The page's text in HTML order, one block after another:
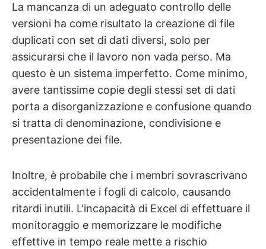
La mancanza di un adeguato controllo delle
versioni ha come risultato la creazione di file
duplicati con set di dati diversi, solo per
assicurarsi che il lavoro non vada perso. Ma
questo è un sistema imperfetto. Come minimo,
avere tantissime copie degli stessi set di dati
porta a disorganizzazione e confusione quando
si tratta di denominazione, condivisione e
presentazione dei file.
Inoltre, è probabile che i membri sovrascrivano
accidentalmente i fogli di calcolo, causando
ritardi inutili. L'incapacità di Excel di effettuare il
monitoraggio e memorizzare le modifiche
effettive in tempo reale mette a rischio